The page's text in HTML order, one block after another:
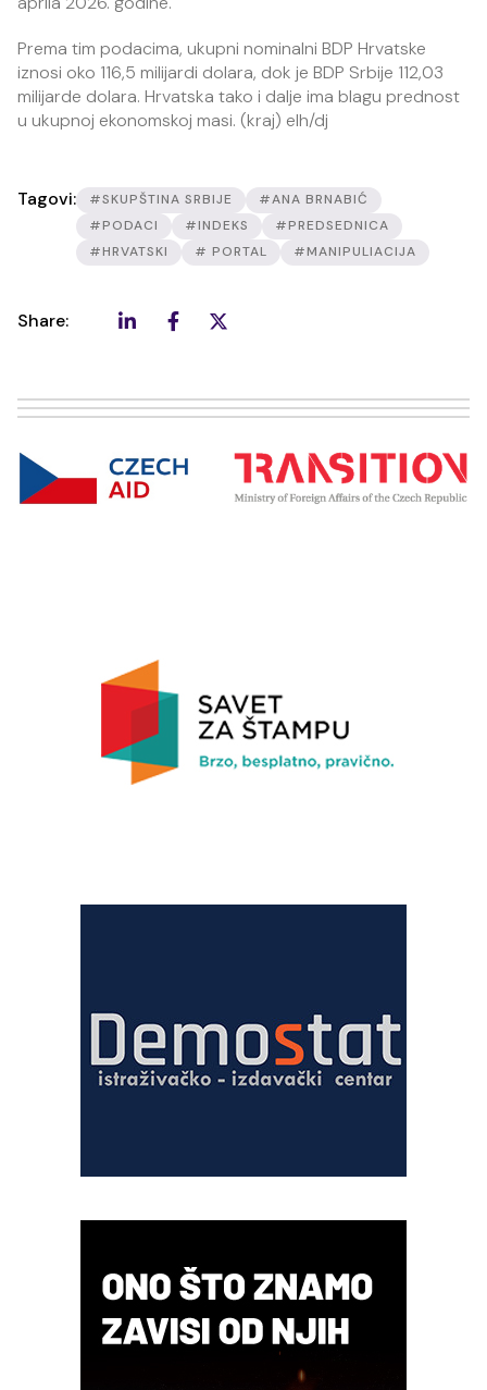
Prema tim podacima, ukupni nominalni BDP Hrvatske
iznosi oko 116,5 milijardi dolara, dok je BDP Srbije 112,03
milijarde dolara. Hrvatska tako i dalje ima blagu prednost
u ukupnoj ekonomskoj masi. (kraj) elh/dj
Tagovi: #SKUPŠTINA SRBIJE
#ANA BRNABIĆ
#PODACI
#INDEKS
#PREDSEDNICA
#HRVATSKI
# PORTAL #MANIPULIACIJA
Share: